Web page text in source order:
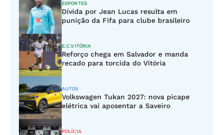
ESPORTES
Dívida por Jean Lucas resulta em
punição da Fifa para clube brasileiro
E.C.VITÓRIA
Reforço chega em Salvador e manda
recado para torcida do Vitória
AUTOS
Volkswagen Tukan 2027: nova picape
elétrica vai aposentar a Saveiro
POLÍCIA